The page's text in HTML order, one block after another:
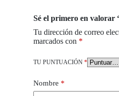
Sé el primero en valorar
Tu dirección de correo
marcados con *
TU PUNTUACIÓN *
Nombre *